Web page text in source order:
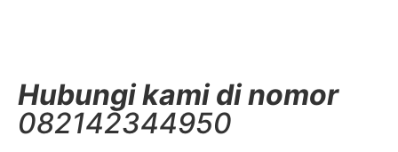
Hubungi kami di nomor
082142344950